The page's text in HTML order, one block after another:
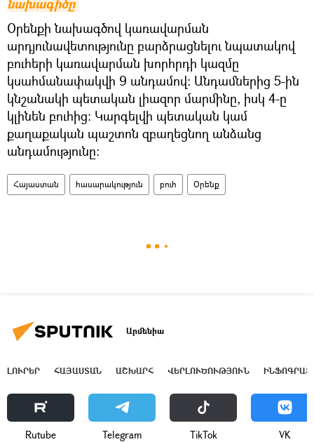
նախագիծը
Օրենքի նախագծով կառավարման
արդյունավետությունը բարձրացնելու նպատակով
բուհերի կառավարման խորհրդի կազմը
կսահմանափակվի 9 անդամով: Անդամներից 5-ին
կնշանակի պետական լիազոր մարմինը, իսկ 4-ը
կլինեն բուհից: Կարգելվի պետական կամ
քաղաքական պաշտոն զբաղեցնող անձանց
անդամությունը:
Հայաստան հասարակություն բուհ Օրենք
Արմենիա
ԼՈՒՐԵՐ ՀԱՅԱՍՏԱՆ ԱՇԽԱՐՀ ՎԵՐԼՈՒԾՈՒԹՅՈՒՆ
Rutube Telegram ТikТоk VK